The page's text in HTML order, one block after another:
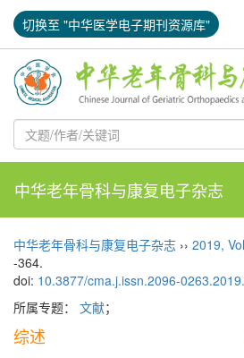
切换至 "中华医学电子期刊资源库"
中华老年骨科与康复电子杂志
中华老年骨科与康复电子杂志 ›› 2019,
-364.
doi: 10.3877/cma.j.issn.2096-
所属专题： 文献；
综述